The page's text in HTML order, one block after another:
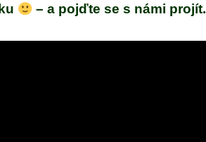
– a pojďte se s námi projít.